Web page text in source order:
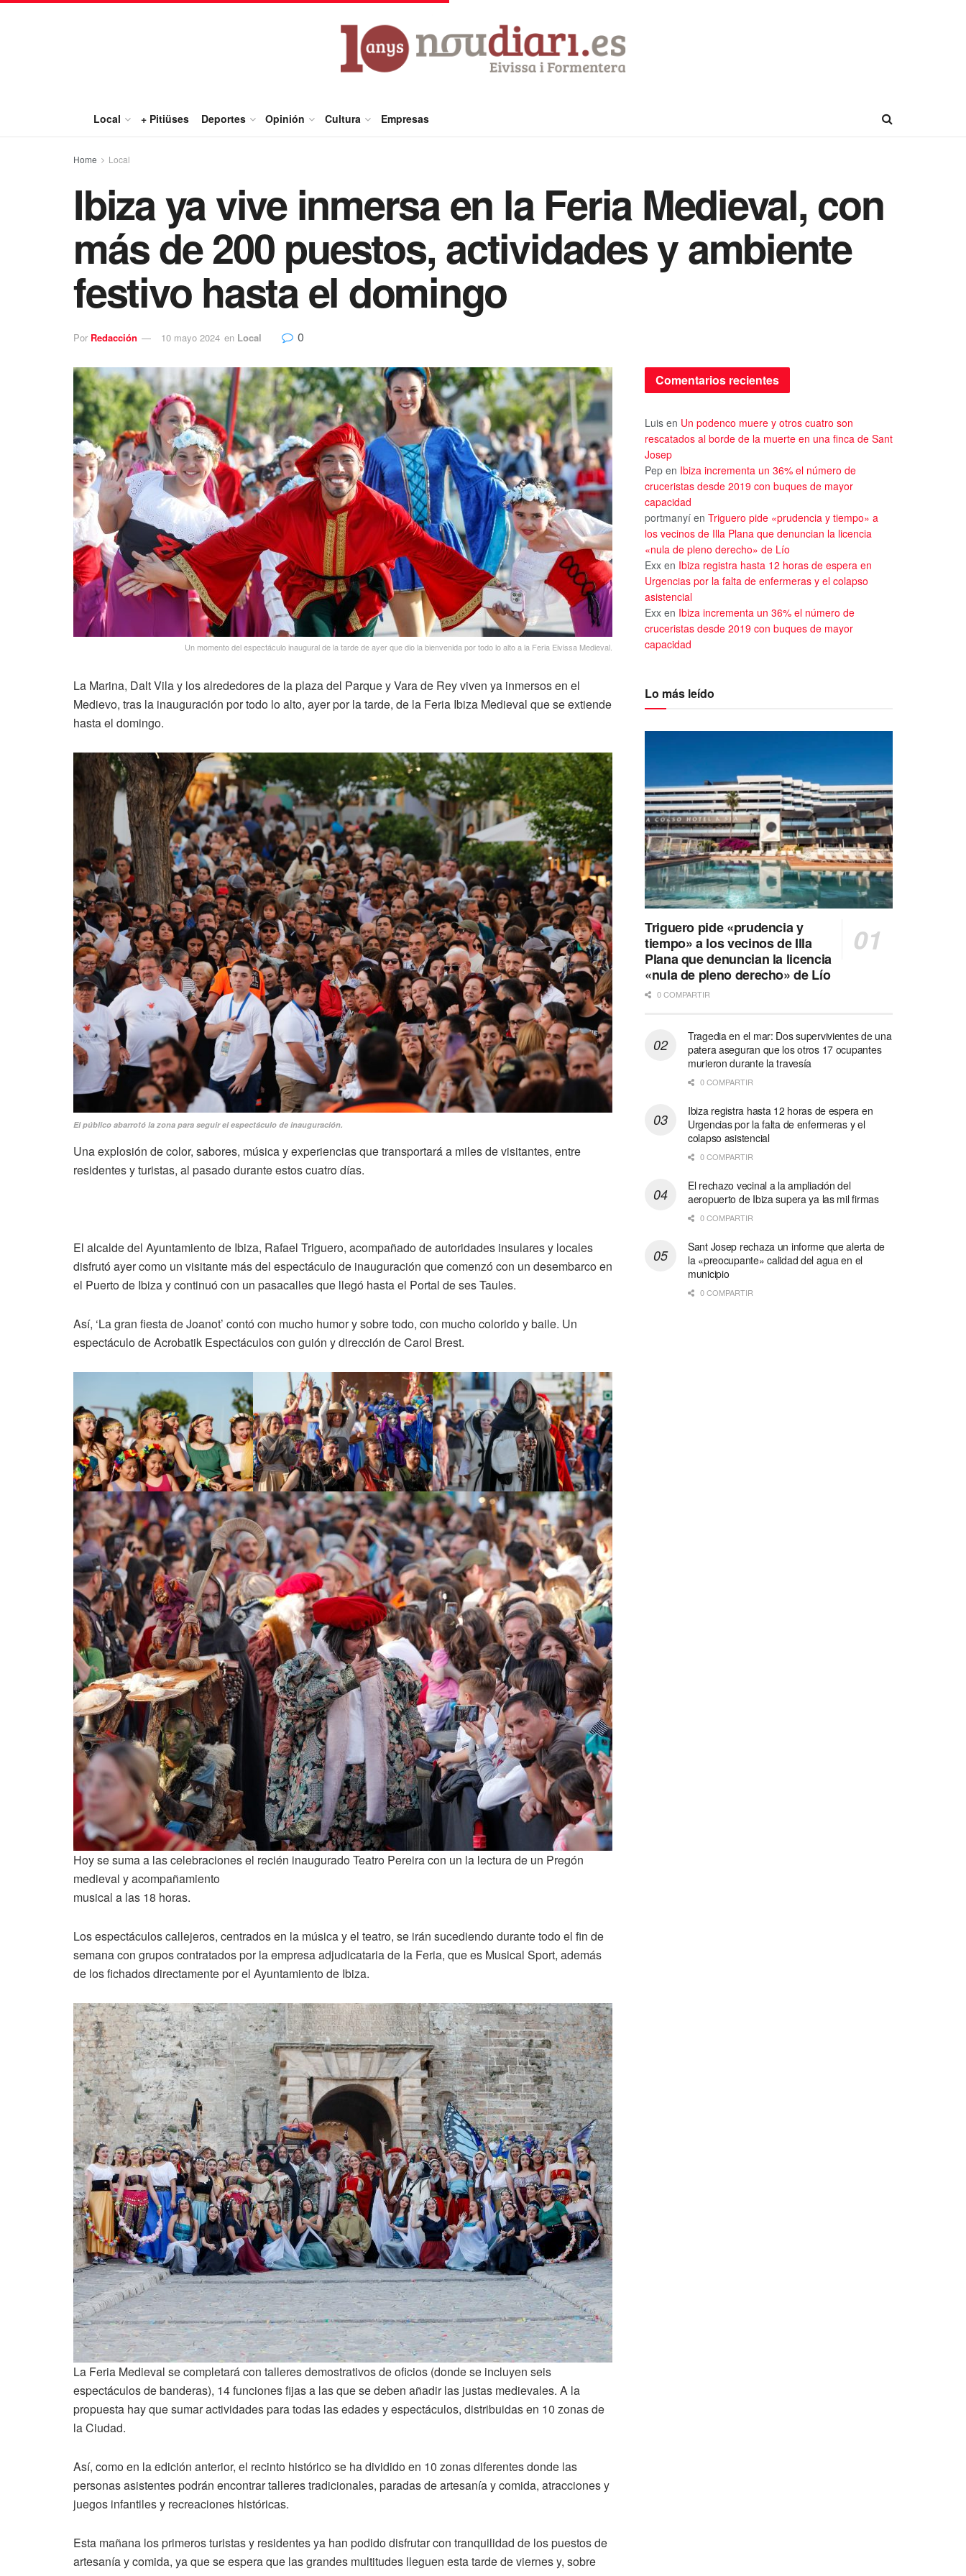
Local + Pitiüses Deportes Opinión Cultura Empresas
Home Local
Ibiza ya vive inmersa en la Feria Medieval, con
más de 200 puestos, actividades y ambiente
festivo hasta el domingo
Por Redacción 10 mayo 2024 en Local 0
Un momento del espectáculo inaugural de la tarde de ayer que dio la bienvenida por todo lo alto a la Feria Eivissa Medieval.
La Marina, Dalt Vila y los alrededores de la plaza del Parque y Vara de Rey viven ya inmersos en el
Medievo, tras la inauguración por todo lo alto, ayer por la tarde, de la Feria Ibiza Medieval que se extiende
hasta el domingo.
El público abarrotó la zona para seguir el espectáculo de inauguración.
Una explosión de color, sabores, música y experiencias que transportará a miles de visitantes, entre
residentes y turistas, al pasado durante estos cuatro días.
El alcalde del Ayuntamiento de Ibiza, Rafael Triguero, acompañado de autoridades insulares y locales
disfrutó ayer como un visitante más del espectáculo de inauguración que comenzó con un desembarco en
el Puerto de Ibiza y continuó con un pasacalles que llegó hasta el Portal de ses Taules.
Así, ‘La gran fiesta de Joanot’ contó con mucho humor y sobre todo, con mucho colorido y baile. Un
espectáculo de Acrobatik Espectáculos con guión y dirección de Carol Brest.
Hoy se suma a las celebraciones el recién inaugurado Teatro Pereira con un la lectura de un Pregón
medieval y acompañamiento
musical a las 18 horas.
Los espectáculos callejeros, centrados en la música y el teatro, se irán sucediendo durante todo el fin de
semana con grupos contratados por la empresa adjudicataria de la Feria, que es Musical Sport, además
de los fichados directamente por el Ayuntamiento de Ibiza.
La Feria Medieval se completará con talleres demostrativos de oficios (donde se incluyen seis
espectáculos de banderas), 14 funciones fijas a las que se deben añadir las justas medievales. A la
propuesta hay que sumar actividades para todas las edades y espectáculos, distribuidas en 10 zonas de
la Ciudad.
Así, como en la edición anterior, el recinto histórico se ha dividido en 10 zonas diferentes donde las
personas asistentes podrán encontrar talleres tradicionales, paradas de artesanía y comida, atracciones y
juegos infantiles y recreaciones históricas.
Esta mañana los primeros turistas y residentes ya han podido disfrutar con tranquilidad de los puestos de
artesanía y comida, ya que se espera que las grandes multitudes lleguen esta tarde de viernes y, sobre
Comentarios recientes
Luis en Un podenco muere y otros cuatro son
rescatados al borde de la muerte en una finca de Sant
Josep
Pep en Ibiza incrementa un 36% el número de
cruceristas desde 2019 con buques de mayor
capacidad
portmanyí en Triguero pide «prudencia y tiempo» a
los vecinos de Illa Plana que denuncian la licencia
«nula de pleno derecho» de Lío
Exx en Ibiza registra hasta 12 horas de espera en
Urgencias por la falta de enfermeras y el colapso
asistencial
Exx en Ibiza incrementa un 36% el número de
cruceristas desde 2019 con buques de mayor
capacidad
Lo más leído
Triguero pide «prudencia y
tiempo» a los vecinos de Illa
Plana que denuncian la licencia
«nula de pleno derecho» de Lío
0 COMPARTIR
Tragedia en el mar: Dos supervivientes de una
patera aseguran que los otros 17 ocupantes
murieron durante la travesía
0 COMPARTIR
Ibiza registra hasta 12 horas de espera en
Urgencias por la falta de enfermeras y el
colapso asistencial
0 COMPARTIR
El rechazo vecinal a la ampliación del
aeropuerto de Ibiza supera ya las mil firmas
0 COMPARTIR
Sant Josep rechaza un informe que alerta de
la «preocupante» calidad del agua en el
municipio
0 COMPARTIR